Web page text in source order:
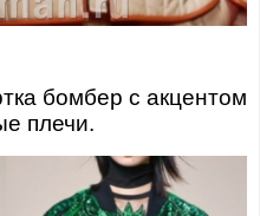
бомбер с акцентом
плечи.